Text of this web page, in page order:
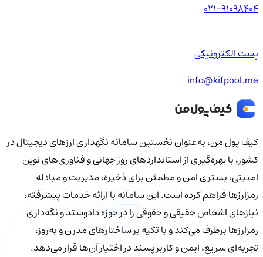
021-91098404
پست الکترونیکی
info@kifpool.me
کیف‌ پول من، به‌عنوان نخستین سامانه نگهداری ارزهای دیجیتال در
کشور، با بهره‌گیری از استانداردهای روز جهانی و فناوری‌های نوین
امنیتی، بستری امن و مطمئن برای ذخیره، مدیریت و مبادله
رمزارزها فراهم کرده است. این سامانه با ارائه خدمات پیشرفته،
نیازهای اشخاص حقیقی و حقوقی را در حوزه دادوستد و نگه‌داری
رمزارزها برطرف می‌کند و با تکیه بر ساختارهای مدرن و به‌روز،
تجربه‌ای سریع، ایمن و کاربرپسند در اختیار آن‌ها قرار می‌دهد.